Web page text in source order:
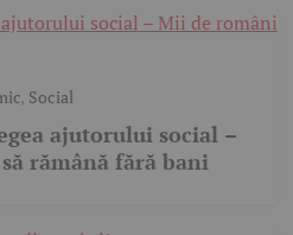
, Social
ajutorului social –
rămână fără bani